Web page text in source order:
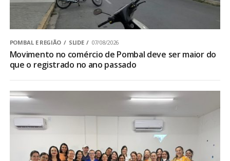
POMBAL E REGIÃO SLIDE 07/08/2026
Movimento no comércio de Pombal deve ser maior do
que o registrado no ano passado